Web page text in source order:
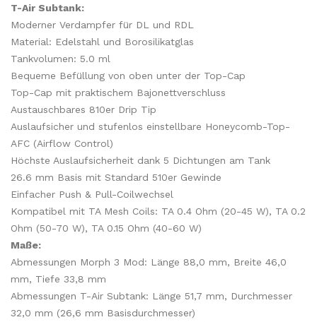
T-Air Subtank:
Moderner Verdampfer für DL und RDL
Material: Edelstahl und Borosilikatglas
Tankvolumen: 5.0 ml
Bequeme Befüllung von oben unter der Top-Cap
Top-Cap mit praktischem Bajonettverschluss
Austauschbares 810er Drip Tip
Auslaufsicher und stufenlos einstellbare Honeycomb-Top-
AFC (Airflow Control)
Höchste Auslaufsicherheit dank 5 Dichtungen am Tank
26.6 mm Basis mit Standard 510er Gewinde
Einfacher Push & Pull-Coilwechsel
Kompatibel mit TA Mesh Coils: TA 0.4 Ohm (20-45 W), TA 0.2
Ohm (50-70 W), TA 0.15 Ohm (40-60 W)
Maße:
Abmessungen Morph 3 Mod: Länge 88,0 mm, Breite 46,0
mm, Tiefe 33,8 mm
Abmessungen T-Air Subtank: Länge 51,7 mm, Durchmesser
32,0 mm (26,6 mm Basisdurchmesser)